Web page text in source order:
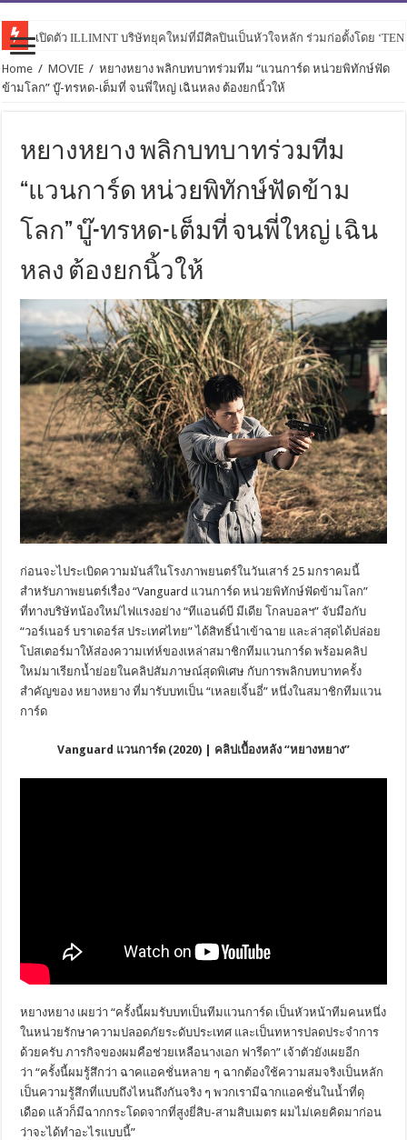
เปิดตัว ILLIMNT บริษัทยุคใหม่ที่มีศิลปินเป็นหัวใจหลัก ร่วมก่อตั้งโดย
Home / MOVIE / หยางหยาง พลิกบทบาทร่วมทีม “แวนการ์ด หน่วยพิทักษ์ฟัด
ข้ามโลก” บู๊-ทรหด-เต็มที่ จนพี่ใหญ่ เฉินหลง ต้องยกนิ้วให้
หยางหยาง พลิกบทบาทร่วมทีม
“แวนการ์ด หน่วยพิทักษ์ฟัดข้าม
โลก” บู๊-ทรหด-เต็มที่ จนพี่ใหญ่ เฉิน
หลง ต้องยกนิ้วให้
ก่อนจะไประเบิดความมันส์ในโรงภาพยนตร์ในวันเสาร์ 25 มกราคมนี้
สำหรับภาพยนตร์เรื่อง “Vanguard แวนการ์ด หน่วยพิทักษ์ฟัดข้ามโลก”
ที่ทางบริษัทน้องใหม่ไฟแรงอย่าง “ทีแอนด์บี มีเดีย โกลบอลฯ” จับมือกับ
“วอร์เนอร์ บราเดอร์ส ประเทศไทย” ได้สิทธิ์นำเข้าฉาย และล่าสุดได้ปล่อย
โปสเตอร์มาให้ส่องความเท่ห์ของเหล่าสมาชิกทีมแวนการ์ด พร้อมคลิป
ใหม่มาเรียกน้ำย่อยในคลิปสัมภาษณ์สุดพิเศษ กับการพลิกบทบาทครั้ง
สำคัญของ หยางหยาง ที่มารับบทเป็น “เหลยเจิ้นอี่” หนึ่งในสมาชิกทีมแวน
การ์ด
Vanguard แวนการ์ด (2020) คลิปเบื้องหลัง “หยางหยาง”
หยางหยาง เผยว่า “ครั้งนี้ผมรับบทเป็นทีมแวนการ์ด เป็นหัวหน้าทีมคนหนึ่ง
ในหน่วยรักษาความปลอดภัยระดับประเทศ และเป็นทหารปลดประจำการ
ด้วยครับ ภารกิจของผมคือช่วยเหลือนางเอก ฟารีดา” เจ้าตัวยังเผยอีก
ว่า “ครั้งนี้ผมรู้สึกว่า ฉาคแอคชั่นหลาย ๆ ฉากต้องใช้ความสมจริงเป็นหลัก
เป็นความรู้สึกที่แบบถึงไหนถึงกันจริง ๆ พวกเรามีฉากแอคชั่นในน้ำที่ดุ
เดือด แล้วก็มีฉากกระโดดจากที่สูงยี่สิบ-สามสิบเมตร ผมไม่เคยคิดมาก่อน
ว่าจะได้ทำอะไรแบบนี้”